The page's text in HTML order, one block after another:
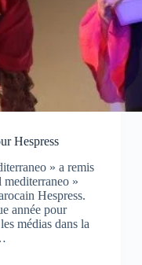
Hespress
» a remis
»
Hespress.
année pour
médias dans la